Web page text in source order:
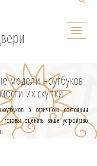
модели ноутбуков
их скупки
в отличном состоянии.
оценить ваше устройство.